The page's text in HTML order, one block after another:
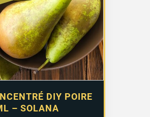
DIY POIRE
– SOLANA